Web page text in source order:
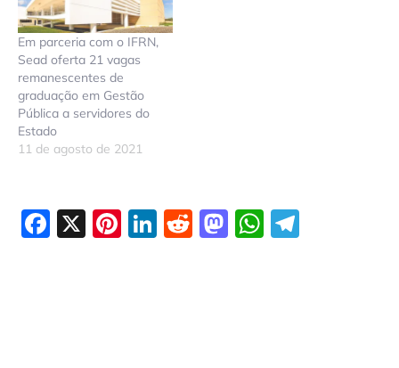
Em parceria com o IFRN,
Sead oferta 21 vagas
remanescentes de
graduação em Gestão
Pública a servidores do
Estado
11 de agosto de 2021
Facebook
X Pinterest
LinkedIn
Reddit
Mastodon